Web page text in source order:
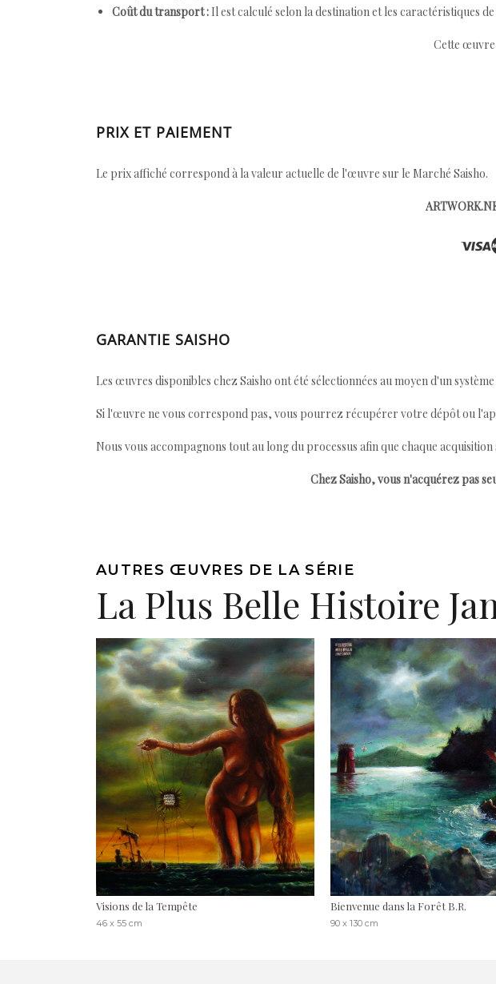
Coût du transport : Il est calculé selon la destination et les caractéristiques
Cette œuvre
PRIX ET PAIEMENT
Le prix affiché correspond à la valeur actuelle de l'œuvre sur le Marché Saisho.
GARANTIE SAISHO
Les œuvres disponibles chez Saisho ont été sélectionnées au moyen d'un
Si l'œuvre ne vous correspond pas, vous pourrez récupérer votre dépôt ou
Nous vous accompagnons tout au long du processus afin que chaque acquisition
Chez Saisho, vous n'acquérez pas
AUTRES ŒUVRES DE LA SÉRIE
La Plus Belle Histoire
Visions de la Tempête
46 x 55 cm
Bienvenue dans la Forêt B.R.
90 x 130 cm